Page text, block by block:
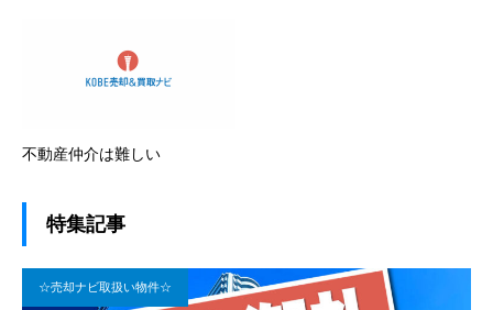
不動産仲介は難しい
特集記事
☆売却ナビ取扱い物件☆